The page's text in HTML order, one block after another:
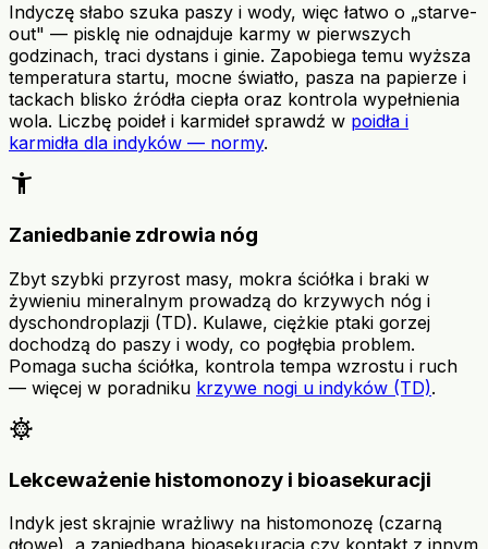
Indyczę słabo szuka paszy i wody, więc łatwo o „starve-
out" — pisklę nie odnajduje karmy w pierwszych
godzinach, traci dystans i ginie. Zapobiega temu wyższa
temperatura startu, mocne światło, pasza na papierze i
tackach blisko źródła ciepła oraz kontrola wypełnienia
wola. Liczbę poideł i karmideł sprawdź w poidła i
karmidła dla indyków — normy.
accessibility_new
Zaniedbanie zdrowia nóg
Zbyt szybki przyrost masy, mokra ściółka i braki w
żywieniu mineralnym prowadzą do krzywych nóg i
dyschondroplazji (TD). Kulawe, ciężkie ptaki gorzej
dochodzą do paszy i wody, co pogłębia problem.
Pomaga sucha ściółka, kontrola tempa wzrostu i ruch
— więcej w poradniku krzywe nogi u indyków (TD).
coronavirus
Lekceważenie histomonozy i bioasekuracji
Indyk jest skrajnie wrażliwy na histomonozę (czarną